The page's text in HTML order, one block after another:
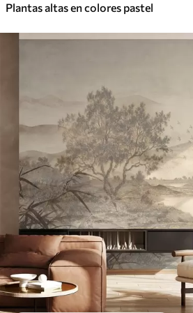
Plantas altas en colores pastel